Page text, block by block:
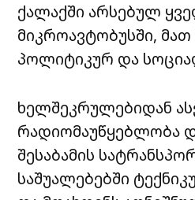
ქალაქში არსებულ
მიკროავტობუსში,
პოლიტიკურ და
ხელშეკრულებიდან
რადიომაუწყებლობა
შესაბამის
საშუალებებში